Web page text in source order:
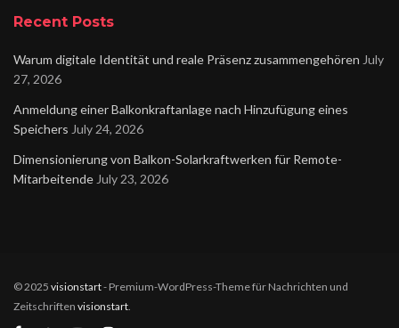
Recent Posts
Warum digitale Identität und reale Präsenz zusammengehören July
27, 2026
Anmeldung einer Balkonkraftanlage nach Hinzufügung eines
Speichers July 24, 2026
Dimensionierung von Balkon-Solarkraftwerken für Remote-
Mitarbeitende July 23, 2026
© 2025 visionstart- Premium-WordPress-Theme für Nachrichten und
Zeitschriften visionstart